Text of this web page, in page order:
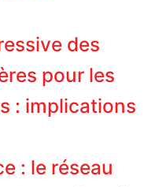
des
pour les
: implications
: le réseau